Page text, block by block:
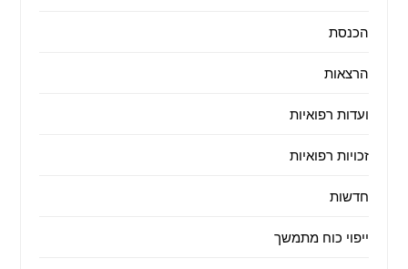
הכנסת
הרצאות
ועדות רפואיות
זכויות רפואיות
חדשות
ייפוי כוח מתמשך